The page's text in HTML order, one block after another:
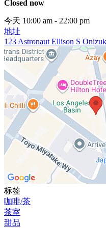
Closed now
今天 10:00 am - 22:00 pm
地址
123 Astronaut Ellison S
标签
咖啡/茶
茶室
甜品